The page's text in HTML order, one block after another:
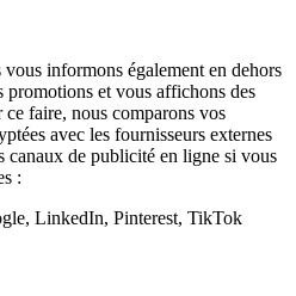
informons également en dehors
promotions et vous affichons des
faire, nous comparons vos
avec les fournisseurs externes
canaux de publicité en ligne si vous
:
LinkedIn, Pinterest, TikTok